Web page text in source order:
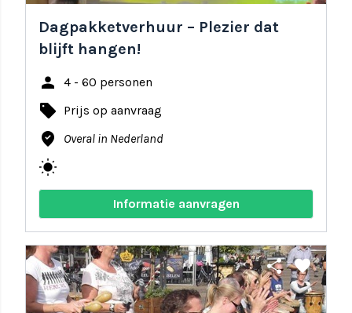
Dagpakketverhuur – Plezier dat
blijft hangen!
person 4 - 60 personen
local_offer Prijs op aanvraag
where_to_vote Overal in Nederland
wb_sunny
Informatie aanvragen
share favorite